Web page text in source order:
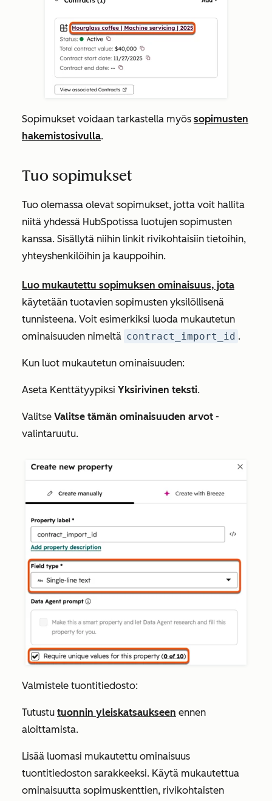
Sopimukset voidaan tarkastella myös sopimusten
hakemistosivulla.
Tuo sopimukset
Tuo olemassa olevat sopimukset, jotta voit hallita
niitä yhdessä HubSpotissa luotujen sopimusten
kanssa. Sisällytä niihin linkit rivikohtaisiin tietoihin,
yhteyshenkilöihin ja kauppoihin.
Luo mukautettu sopimuksen ominaisuus, jota
käytetään tuotavien sopimusten yksilöllisenä
tunnisteena. Voit esimerkiksi luoda mukautetun
ominaisuuden nimeltä contract_import_id .
Kun luot mukautetun ominaisuuden:
Aseta Kenttätyypiksi Yksirivinen teksti.
Valitse Valitse tämän ominaisuuden arvot -
valintaruutu.
Valmistele tuontitiedosto:
Tutustu tuonnin yleiskatsaukseen ennen
aloittamista.
Lisää luomasi mukautettu ominaisuus
tuontitiedoston sarakkeeksi. Käytä mukautettua
ominaisuutta sopimuskenttien, rivikohtaisten